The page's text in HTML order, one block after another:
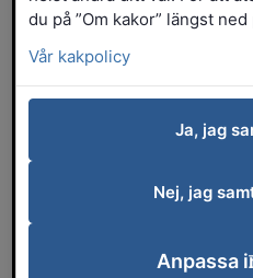
Kommunalt
du på ”Om kakor” längst
Vår kakpolicy
Ja, jag
Nej, jag
Anpassa